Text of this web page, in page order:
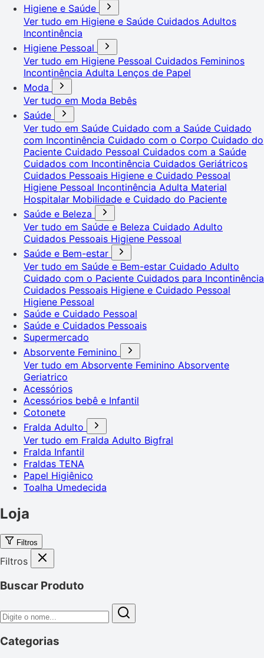
Higiene e Saúde
Ver tudo em Higiene e Saúde Cuidados Adultos
Incontinência
Higiene Pessoal
Ver tudo em Higiene Pessoal Cuidados Femininos
Incontinência Adulta Lenços de Papel
Moda
Ver tudo em Moda Bebês
Saúde
Ver tudo em Saúde Cuidado com a Saúde Cuidado
com Incontinência Cuidado com o Corpo Cuidado do
Paciente Cuidado Pessoal Cuidados com a Saúde
Cuidados com Incontinência Cuidados Geriátricos
Cuidados Pessoais Higiene e Cuidado Pessoal
Higiene Pessoal Incontinência Adulta Material
Hospitalar Mobilidade e Cuidado do Paciente
Saúde e Beleza
Ver tudo em Saúde e Beleza Cuidado Adulto
Cuidados Pessoais Higiene Pessoal
Saúde e Bem-estar
Ver tudo em Saúde e Bem-estar Cuidado Adulto
Cuidado com o Paciente Cuidados para Incontinência
Cuidados Pessoais Higiene e Cuidado Pessoal
Higiene Pessoal
Saúde e Cuidado Pessoal
Saúde e Cuidados Pessoais
Supermercado
Absorvente Feminino
Ver tudo em Absorvente Feminino Absorvente
Geriatrico
Acessórios
Acessórios bebê e Infantil
Cotonete
Fralda Adulto
Ver tudo em Fralda Adulto Bigfral
Fralda Infantil
Fraldas TENA
Papel Higiênico
Toalha Umedecida
Loja
Filtros
Filtros
Buscar Produto
Categorias